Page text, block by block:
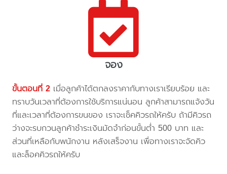
จอง
ขั้นตอนที่ 2 เมื่อลูกค้าได้ตกลงราคากับทางเราเรียบร้อย และ
ทราบวันเวลาที่ต้องการใช้บริการแน่นอน ลูกค้าสามารถแจ้งวัน
ที่และเวลาที่ต้องการขนของ เราจะเช็คคิวรถให้ครับ ถ้ามีคิวรถ
ว่างจะรบกวนลูกค้าชำระเงินมัดจำก่อนขั้นต่ำ 500 บาท และ
ส่วนที่เหลือกับพนักงาน หลังเสร็จงาน เพื่อทางเราจะจัดคิว
และล็อคคิวรถให้ครับ